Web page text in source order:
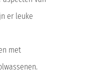
er leuke
met